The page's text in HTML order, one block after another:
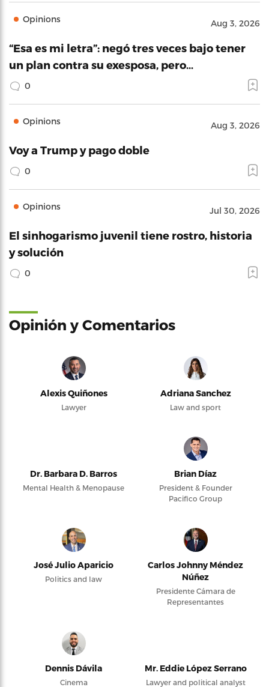
Opinions Aug 3, 2026
“Esa es mi letra”: negó tres veces bajo tener
un plan contra su exesposa, pero…
0
Opinions Aug 3, 2026
Voy a Trump y pago doble
0
Opinions Jul 30, 2026
El sinhogarismo juvenil tiene rostro, historia
y solución
0
Opinión y Comentarios
Alexis Quiñones
Lawyer
Adriana Sanchez
Law and sport
Dr. Barbara D. Barros
Mental Health & Menopause
Brian Díaz
President & Founder
Pacifico Group
José Julio Aparicio
Politics and law
Carlos Johnny Méndez
Núñez
Presidente Cámara de
Representantes
Dennis Dávila
Cinema
Mr. Eddie López Serrano
Lawyer and political analyst